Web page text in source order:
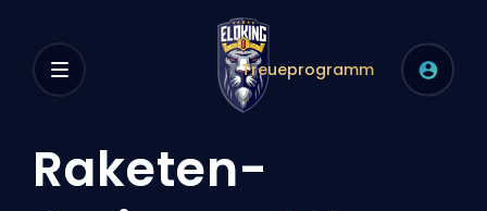
Treueprogramm
Raketen-